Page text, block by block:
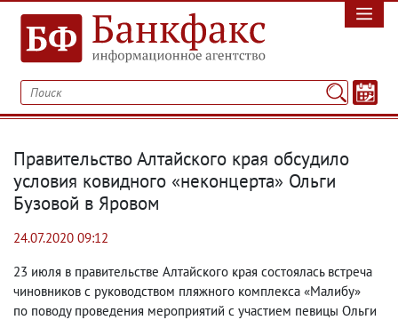
Правительство Алтайского края обсудило
условия ковидного «неконцерта» Ольги
Бузовой в Яровом
24.07.2020 09:12
23 июля в правительстве Алтайского края состоялась встреча
чиновников с руководством пляжного комплекса «Малибу»
по поводу проведения мероприятий с участием певицы Ольги